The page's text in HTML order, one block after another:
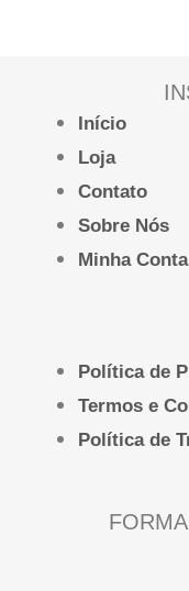
Início
Loja
Contato
Sobre Nós
Minha Conta
Política de
Termos e
Política de